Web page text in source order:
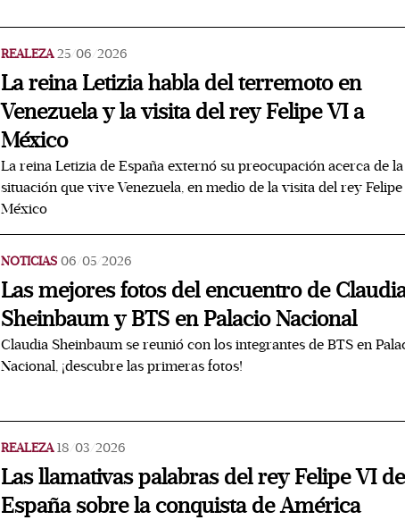
REALEZA 25/06/2026
La reina Letizia habla del terremoto en
Venezuela y la visita del rey Felipe VI a
México
La reina Letizia de España externó su preocupación acerca de la
situación que vive Venezuela, en medio de la visita del rey Felipe
México
NOTICIAS 06/05/2026
Las mejores fotos del encuentro de
Sheinbaum y BTS en Palacio Nacional
Claudia Sheinbaum se reunió con los integrantes de BTS en
Nacional, ¡descubre las primeras fotos!
REALEZA 18/03/2026
Las llamativas palabras del rey Felipe VI de
España sobre la conquista de América